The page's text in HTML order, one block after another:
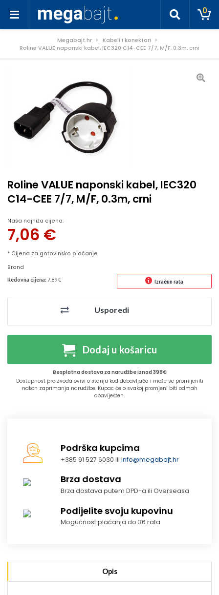
0
Megabajt.hr
Kabeli i konektori
Roline VALUE naponski kabel, IEC320 C14-CEE 7/7, M/F, 0.3m, crni
Roline VALUE naponski kabel, IEC320
C14-CEE 7/7, M/F, 0.3m, crni
Naša najniža cijena:
7,06 €
* Cijena za gotovinsko plaćanje
Brand
Redovna cijena: 7.89 € Izračun rata
Usporedi
Dodaj u košaricu
Besplatna dostava za narudžbe iznad 398€
Dostupnost proizvoda ovisi o stanju kod dobavljača i može se promijeniti
nakon zaprimanja narudžbe. Kupac će o svakoj promjeni biti odmah
obaviješten.
Podrška kupcima
+385 91 527 6030 iliinfo@megabajt.hr
Brza dostava
Brza dostava putem DPD-a ili Overseasa
Podijelite svoju kupovinu
Mogućnost plaćanja do 36 rata
Opis